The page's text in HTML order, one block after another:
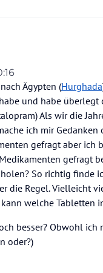
Ägypten (Hurghada
und habe
Als wir die
ich mir Gedanken
gefragt aber ich
gefragt
So richtig finde
die Regel. Vielleicht
welche Tabletten
besser? Obwohl
oder?)